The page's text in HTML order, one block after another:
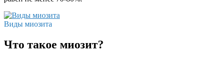
Виды миозита
Что такое миозит?